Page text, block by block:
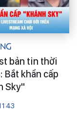
bản tin thời
Bắt khẩn cấp
Sky"